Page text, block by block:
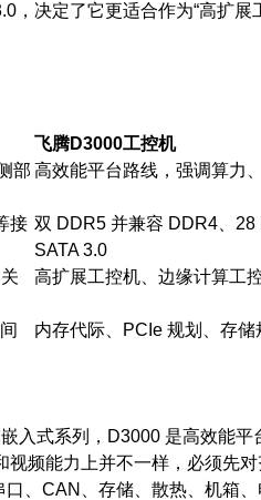
决定了它更适合作为“高扩展
飞腾D3000工控机
部 高效能平台路线，强调算力
接 双 DDR5 并兼容 DDR4、28
SATA 3.0
高扩展工控机、边缘计算工
内存代际、PCIe 规划、存
入式系列，D3000 是高效能平
频能力上并不一样，必须先对
、CAN、存储、散热、机箱